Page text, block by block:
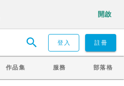
開啟
登入 註冊
作品集 服務 部落格